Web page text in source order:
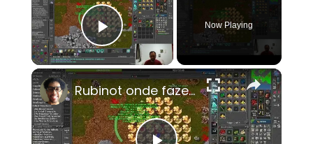
Play Video
Now Playing
×
Rubinot onde fazer a Task de Oramond